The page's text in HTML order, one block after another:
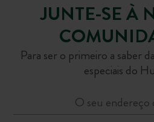
JUNTE-SE À
Para ser o primeiro a saber
especiais do